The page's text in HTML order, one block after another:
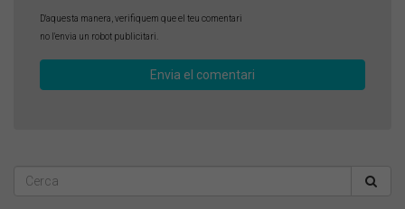
D'aquesta manera, verifiquem que el teu comentari
no l'envia un robot publicitari.